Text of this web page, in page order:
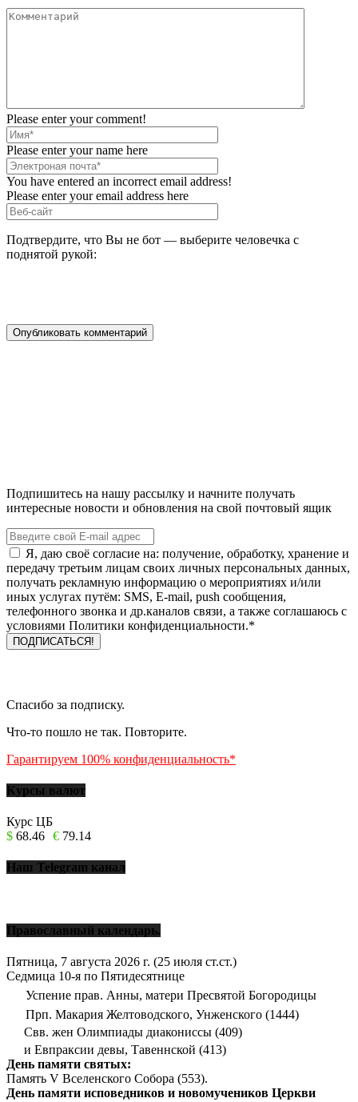
Please enter your comment!
Please enter your name here
You have entered an incorrect email address!
Please enter your email address here
Подтвердите, что Вы не бот — выберите человечка с
поднятой рукой:
Подпишитесь на нашу рассылку и начните получать
интересные новости и обновления на свой почтовый ящик
Я, даю своё согласие на: получение, обработку, хранение и
передачу третьим лицам своих личных персональных данных,
получать рекламную информацию о мероприятиях и/или
иных услугах путём: SMS, E-mail, push сообщения,
телефонного звонка и др.каналов связи, а также соглашаюсь с
условиями Политики конфиденциальности.*
Спасибо за подписку.
Что-то пошло не так. Повторите.
Гарантируем 100% конфиденциальность*
Курсы валют
Курс ЦБ
$ 68.46 € 79.14
Наш Telegram канал
Православный календарь.
Пятница, 7 августа 2026 г. (25 июля ст.ст.)
Седмица 10-я по Пятидесятнице
Успение прав. Анны, матери Пресвятой Богородицы
Прп. Макария Желтоводского, Унженского (1444)
Свв. жен Олимпиады диакониссы (409)
и Евпраксии девы, Тавеннской (413)
День памяти святых:
Память V Вселенского Собора (553).
День памяти исповедников и новомучеников Церкви